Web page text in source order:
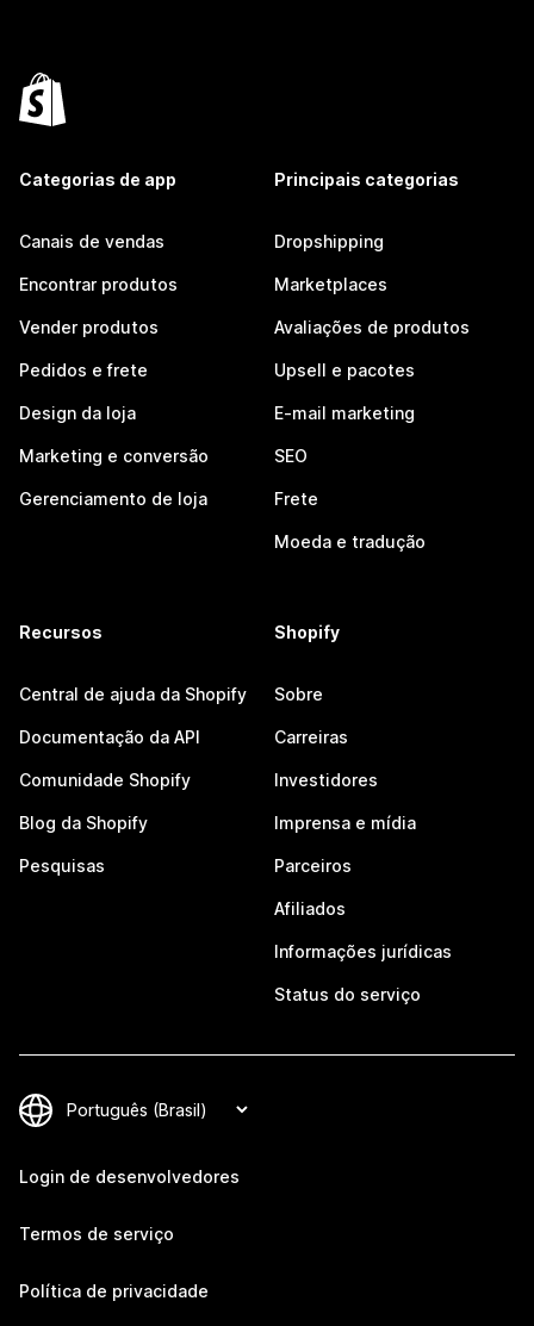
Categorias de app
Canais de vendas
Encontrar produtos
Vender produtos
Pedidos e frete
Design da loja
Marketing e conversão
Gerenciamento de loja
Principais categorias
Dropshipping
Marketplaces
Avaliações de produtos
Upsell e pacotes
E-mail marketing
SEO
Frete
Moeda e tradução
Recursos
Central de ajuda da Shopify
Documentação da API
Comunidade Shopify
Blog da Shopify
Pesquisas
Shopify
Sobre
Carreiras
Investidores
Imprensa e mídia
Parceiros
Afiliados
Informações jurídicas
Status do serviço
Login de desenvolvedores
Termos de serviço
Política de privacidade